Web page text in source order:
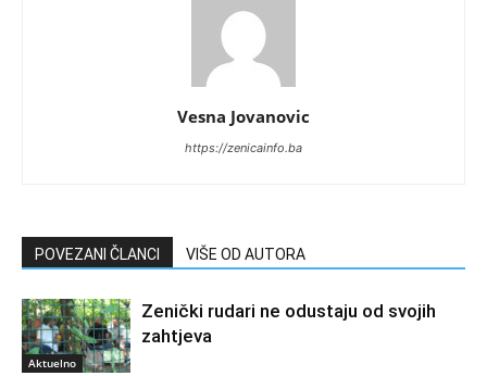
Vesna Jovanovic
https://zenicainfo.ba
POVEZANI ČLANCI VIŠE OD AUTORA
Aktuelno
Zenički rudari ne odustaju od svojih
zahtjeva